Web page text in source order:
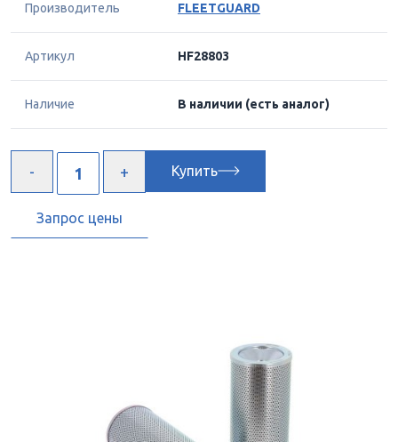
Производитель FLEETGUARD
Артикул HF28803
Наличие В наличии (есть аналог)
Купить
Запрос цены